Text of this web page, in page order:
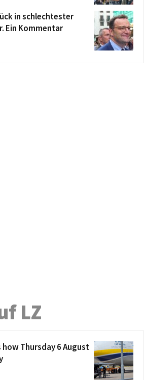
in schlechtester
Ein Kommentar
LZ
how Thursday 6 August